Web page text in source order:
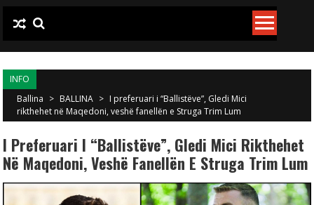
INFO
Ballina > BALLINA > I preferuari i “Ballistëve”, Gledi Mici
rikthehet në Maqedoni, veshë fanellën e Struga Trim Lum
I Preferuari I “Ballistëve”, Gledi Mici Rikthehet
Në Maqedoni, Veshë Fanellën E Struga Trim Lum